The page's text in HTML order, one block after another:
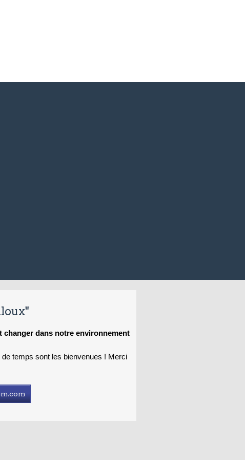
dans notre environnement
temps sont les bienvenues ! Merci